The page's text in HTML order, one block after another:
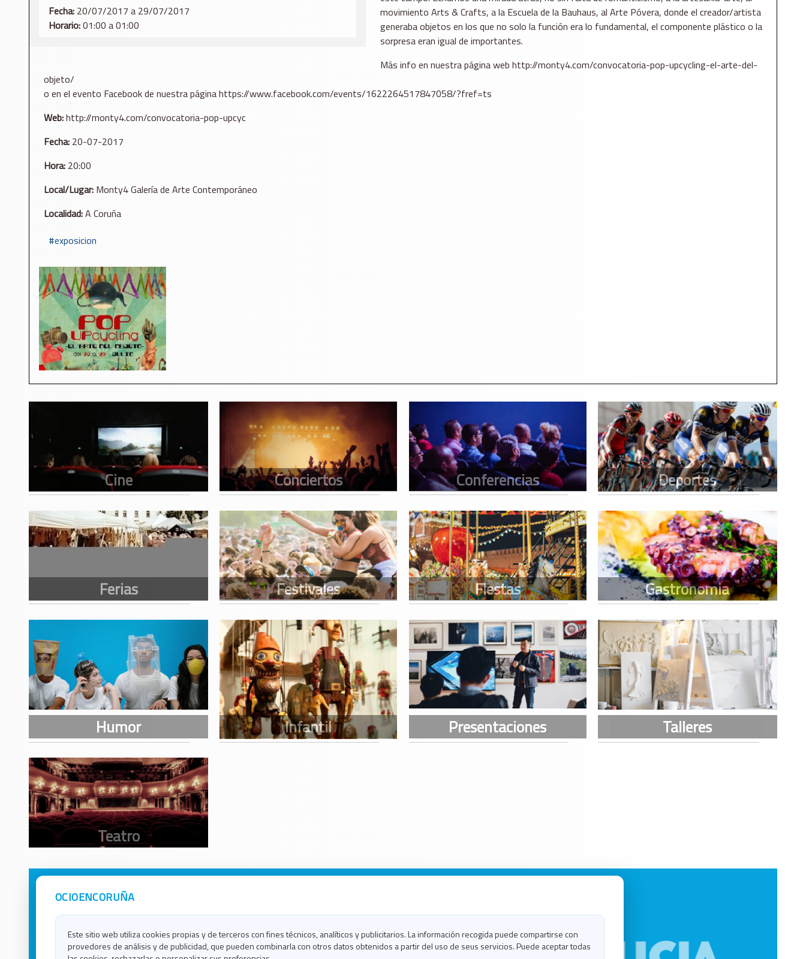
Fecha: 20/07/2017 a 29/07/2017
Horario:01:00 a 01:00
movimiento Arts & Crafts, a la Escuela de la Bauhaus, al Arte Póvera, donde el creador/artista
generaba objetos en los que no solo la función era lo fundamental, el componente plástico o la
sorpresa eran igual de importantes.
Más info en nuestra página web http://monty4.com/convocatoria-pop-upcycling-el-arte-del-
objeto/
o en el evento Facebook de nuestra página https://www.facebook.com/events/1622264517847058/?fref=ts
Web:http://monty4.com/convocatoria-pop-upcyc
Fecha: 20-07-2017
Hora: 20:00
Local/Lugar: Monty4 Galería de Arte Contemporáneo
Localidad:A Coruña
exposicion
OCIOENCORUÑA
Este sitio web utiliza cookies propias y de terceros con fines técnicos, analíticos y publicitarios. La información recogida puede compartirse con
provedores de análisis y de publicidad, que pueden combinarla con otros datos obtenidos a partir del uso de seus servicios. Puede aceptar todas
Avisos Legales
Política de Cookies
Ocio en Lugo
Ocio en Ourense